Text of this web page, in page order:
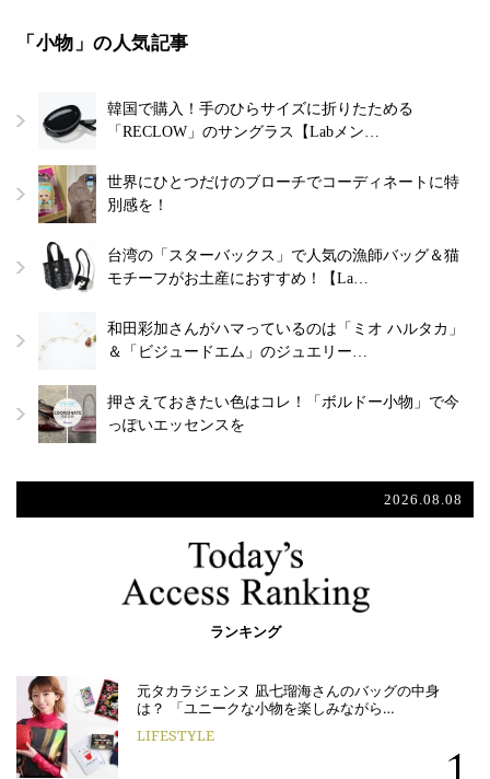
「小物」の人気記事
韓国で購入！手のひらサイズに折りたためる
「RECLOW」のサングラス【Labメン…
世界にひとつだけのブローチでコーディネートに特
別感を！
台湾の「スターバックス」で人気の漁師バッグ＆猫
モチーフがお土産におすすめ！【La…
和田彩加さんがハマっているのは「ミオ ハルタカ」
＆「ビジュードエム」のジュエリー…
押さえておきたい色はコレ！「ボルドー小物」で今
っぽいエッセンスを
2026.08.08
ランキング
元タカラジェンヌ 凪七瑠海さんのバッグの中身
は？ 「ユニークな小物を楽しみながら…
LIFESTYLE